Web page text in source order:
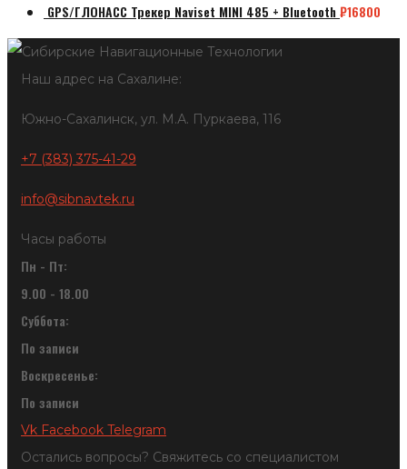
GPS/ГЛОНАСС Трекер Naviset MINI 485 + Bluetooth ₽16800
Наш адрес на Сахалине:
Южно-Сахалинск, ул. М.А. Пуркаева, 116
+7 (383) 375-41-29
info@sibnavtek.ru
Часы работы
Пн - Пт:
9.00 - 18.00
Суббота:
По записи
Воскресенье:
По записи
Vk Facebook Telegram
Остались вопросы? Свяжитесь со специалистом